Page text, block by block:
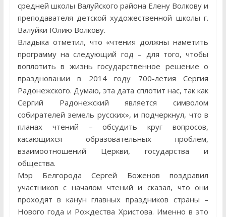
средней школы Валуйского района Елену Волкову и
преподавателя детской художественной школы г.
Валуйки Юлию Волкову.
Владыка отметил, что «чтения должны наметить
программу на следующий год – для того, чтобы
воплотить в жизнь государственное решение о
праздновании в 2014 году 700-летия Сергия
Радонежского. Думаю, эта дата сплотит нас, так как
Сергий Радонежский является символом
собирателей земель русских», и подчеркнул, что в
планах чтений – обсудить круг вопросов,
касающихся образовательных проблем,
взаимоотношений Церкви, государства и
общества.
Мэр Белгорода Сергей Боженов поздравил
участников с началом чтений и сказал, что они
проходят в канун главных праздников страны –
Нового года и Рождества Христова. Именно в это